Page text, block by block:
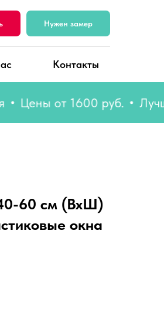
Нужен замер
Контакты
от 1600 руб. Лучшие
60 см (ВхШ)
окна